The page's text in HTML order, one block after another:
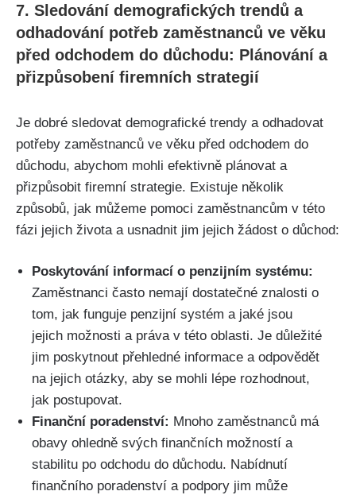
7. Sledování demografických trendů a
odhadování potřeb zaměstnanců ve věku
před odchodem do důchodu: Plánování a
přizpůsobení firemních strategií
Je dobré sledovat demografické trendy a odhadovat
potřeby zaměstnanců ve věku před odchodem do
důchodu, abychom mohli efektivně plánovat a
přizpůsobit firemní strategie. Existuje několik
způsobů, jak můžeme pomoci zaměstnancům v této
fázi jejich života a usnadnit jim jejich žádost o důchod:
Poskytování informací o penzijním systému:
Zaměstnanci často nemají dostatečné znalosti o
tom, jak funguje penzijní systém a jaké jsou
jejich možnosti a práva v této oblasti. Je důležité
jim poskytnout přehledné informace a odpovědět
na jejich otázky, aby se mohli lépe rozhodnout,
jak postupovat.
Finanční poradenství: Mnoho zaměstnanců má
obavy ohledně svých finančních možností a
stabilitu po odchodu do důchodu. Nabídnutí
finančního poradenství a podpory jim může